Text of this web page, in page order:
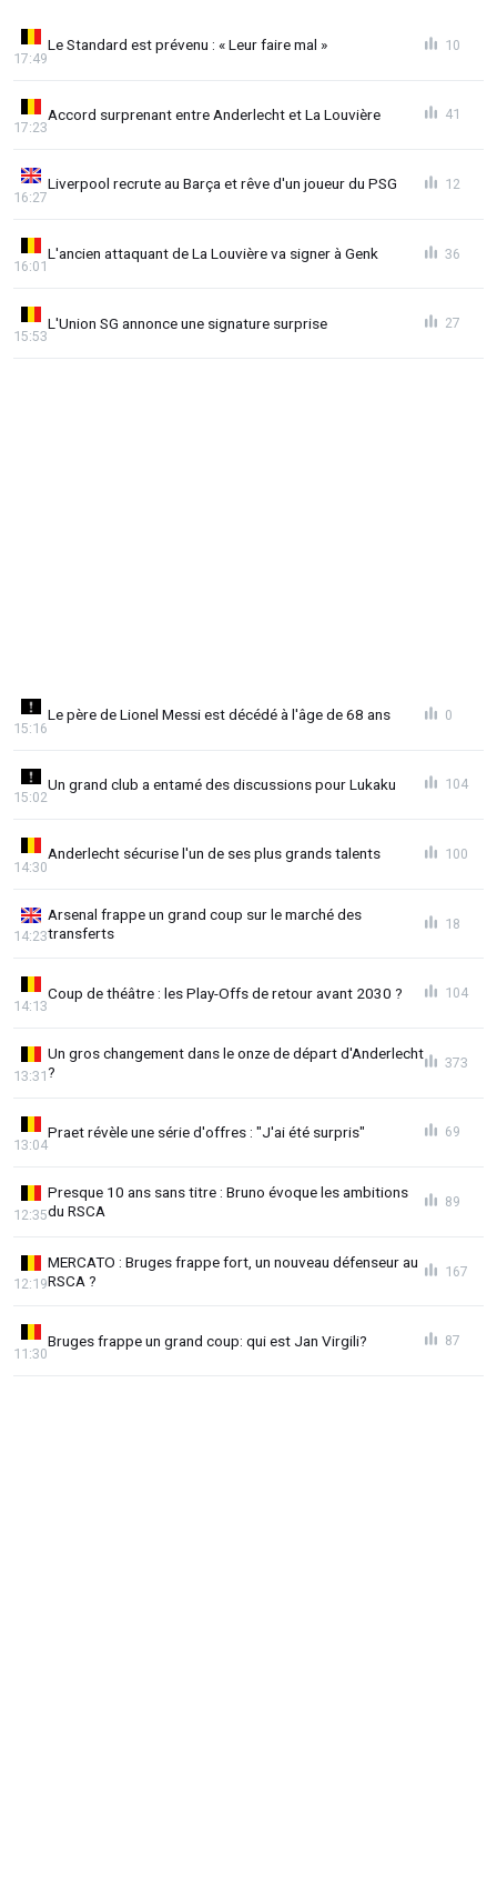
Le Standard est prévenu : « Leur faire mal »
17:49
10
Accord surprenant entre Anderlecht et La Louvière
17:23
41
Liverpool recrute au Barça et rêve d'un joueur du PSG
16:27
12
L'ancien attaquant de La Louvière va signer à Genk
16:01
36
L'Union SG annonce une signature surprise
15:53
27
Le père de Lionel Messi est décédé à l'âge de 68 ans
15:16
0
Un grand club a entamé des discussions pour Lukaku
15:02
104
Anderlecht sécurise l'un de ses plus grands talents
14:30
100
Arsenal frappe un grand coup sur le marché des
transferts
14:23
18
Coup de théâtre : les Play-Offs de retour avant 2030 ?
14:13
104
Un gros changement dans le onze de départ d'Anderlecht
?
13:31
373
Praet révèle une série d'offres : "J'ai été surpris"
13:04
69
Presque 10 ans sans titre : Bruno évoque les ambitions
du RSCA
12:35
89
MERCATO : Bruges frappe fort, un nouveau défenseur au
RSCA ?
12:19
167
Bruges frappe un grand coup: qui est Jan Virgili?
11:30
87